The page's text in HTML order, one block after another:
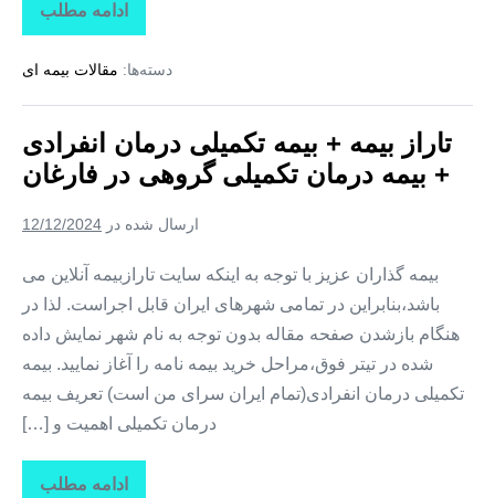
ادامه مطلب
تاراز
بیمه
بیمه
درمان
+
بیمه
درمان
تکمیلی
در
دسته‌ها: مقالات بیمه ای
تاراز بیمه + بیمه تکمیلی درمان انفرادی
+ بیمه درمان تکمیلی گروهی در فارغان
ارسال شده در 12/12/2024
بیمه گذاران عزیز با توجه به اینکه سایت تارازبیمه آنلاین می
باشد،بنابراین در تمامی شهرهای ایران قابل اجراست. لذا در
هنگام بازشدن صفحه مقاله بدون توجه به نام شهر نمایش داده
شده در تیتر فوق،مراحل خرید بیمه نامه را آغاز نمایید. بیمه
تکمیلی درمان انفرادی(تمام ایران سرای من است) تعریف بیمه
درمان تکمیلی اهمیت و […]
ادامه مطلب
تاراز